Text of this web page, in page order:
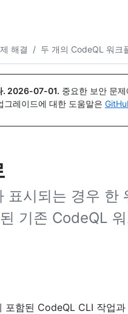
해결 / 두 개의 CodeQL 워크
. 2026-07-01. 중요한 보안 문
그레이드에 대한 도움말은
시되는 경우 한
기존 CodeQL
포함된 CodeQL CLI 작업